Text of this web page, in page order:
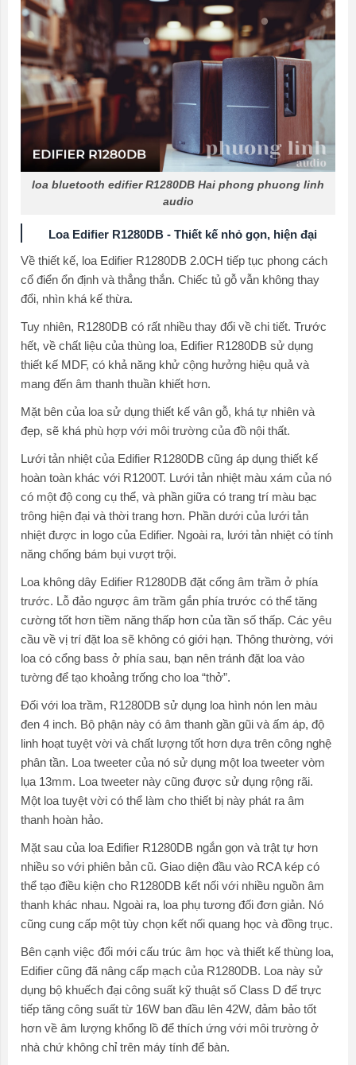
loa bluetooth edifier R1280DB Hai phong phuong linh
audio
Loa Edifier R1280DB - Thiết kế nhỏ gọn, hiện đại
Về thiết kế, loa Edifier R1280DB 2.0CH tiếp tục phong cách
cổ điển ổn định và thẳng thắn. Chiếc tủ gỗ vẫn không thay
đổi, nhìn khá kế thừa.
Tuy nhiên, R1280DB có rất nhiều thay đổi về chi tiết. Trước
hết, về chất liệu của thùng loa, Edifier R1280DB sử dụng
thiết kế MDF, có khả năng khử cộng hưởng hiệu quả và
mang đến âm thanh thuần khiết hơn.
Mặt bên của loa sử dụng thiết kế vân gỗ, khá tự nhiên và
đẹp, sẽ khá phù hợp với môi trường của đồ nội thất.
Lưới tản nhiệt của Edifier R1280DB cũng áp dụng thiết kế
hoàn toàn khác với R1200T. Lưới tản nhiệt màu xám của nó
có một độ cong cụ thể, và phần giữa có trang trí màu bạc
trông hiện đại và thời trang hơn. Phần dưới của lưới tản
nhiệt được in logo của Edifier. Ngoài ra, lưới tản nhiệt có tính
năng chống bám bụi vượt trội.
Loa không dây Edifier R1280DB đặt cổng âm trầm ở phía
trước. Lỗ đảo ngược âm trầm gắn phía trước có thể tăng
cường tốt hơn tiềm năng thấp hơn của tần số thấp. Các yêu
cầu về vị trí đặt loa sẽ không có giới hạn. Thông thường, với
loa có cổng bass ở phía sau, bạn nên tránh đặt loa vào
tường để tạo khoảng trống cho loa “thở”.
Đối với loa trầm, R1280DB sử dụng loa hình nón len màu
đen 4 inch. Bộ phận này có âm thanh gần gũi và ấm áp, độ
linh hoạt tuyệt vời và chất lượng tốt hơn dựa trên công nghệ
phân tần. Loa tweeter của nó sử dụng một loa tweeter vòm
lụa 13mm. Loa tweeter này cũng được sử dụng rộng rãi.
Một loa tuyệt vời có thể làm cho thiết bị này phát ra âm
thanh hoàn hảo.
Mặt sau của loa Edifier R1280DB ngắn gọn và trật tự hơn
nhiều so với phiên bản cũ. Giao diện đầu vào RCA kép có
thể tạo điều kiện cho R1280DB kết nối với nhiều nguồn âm
thanh khác nhau. Ngoài ra, loa phụ tương đối đơn giản. Nó
cũng cung cấp một tùy chọn kết nối quang học và đồng trục.
Bên cạnh việc đổi mới cấu trúc âm học và thiết kế thùng loa,
Edifier cũng đã nâng cấp mạch của R1280DB. Loa này sử
dụng bộ khuếch đại công suất kỹ thuật số Class D để trực
tiếp tăng công suất từ 16W ban đầu lên 42W, đảm bảo tốt
hơn về âm lượng khổng lồ để thích ứng với môi trường ở
nhà chứ không chỉ trên máy tính để bàn.